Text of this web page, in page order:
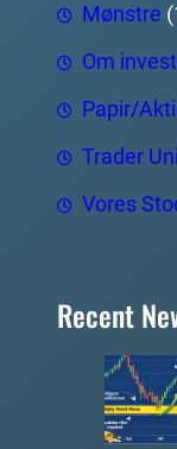
Mønstre
Om
Papir/
Trader
Vores
Recent